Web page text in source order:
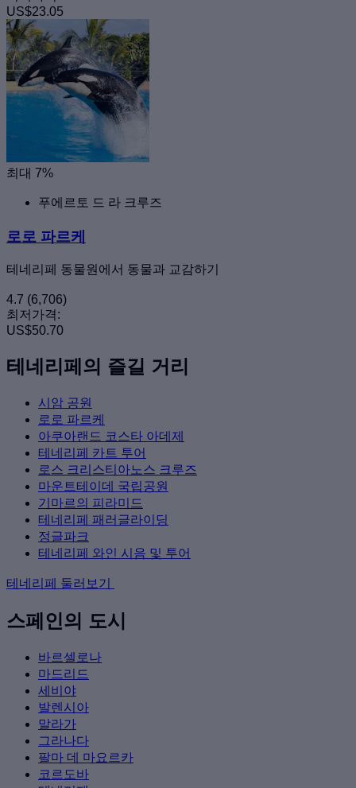
US$23.05
최대 7%
푸에르토 드 라 크루즈
로로 파르케
테네리페 동물원에서 동물과 교감하기
4.7 (6,706)
최저가격:
US$50.70
테네리페의 즐길 거리
시암 공원
로로 파르케
아쿠아랜드 코스타 아데제
테네리페 카트 투어
로스 크리스티아노스 크루즈
마운트테이데 국립공원
기마르의 피라미드
테네리페 패러글라이딩
정글파크
테네리페 와인 시음 및 투어
테네리페 둘러보기
스페인의 도시
바르셀로나
마드리드
세비야
발렌시아
말라가
그라나다
팔마 데 마요르카
코르도바